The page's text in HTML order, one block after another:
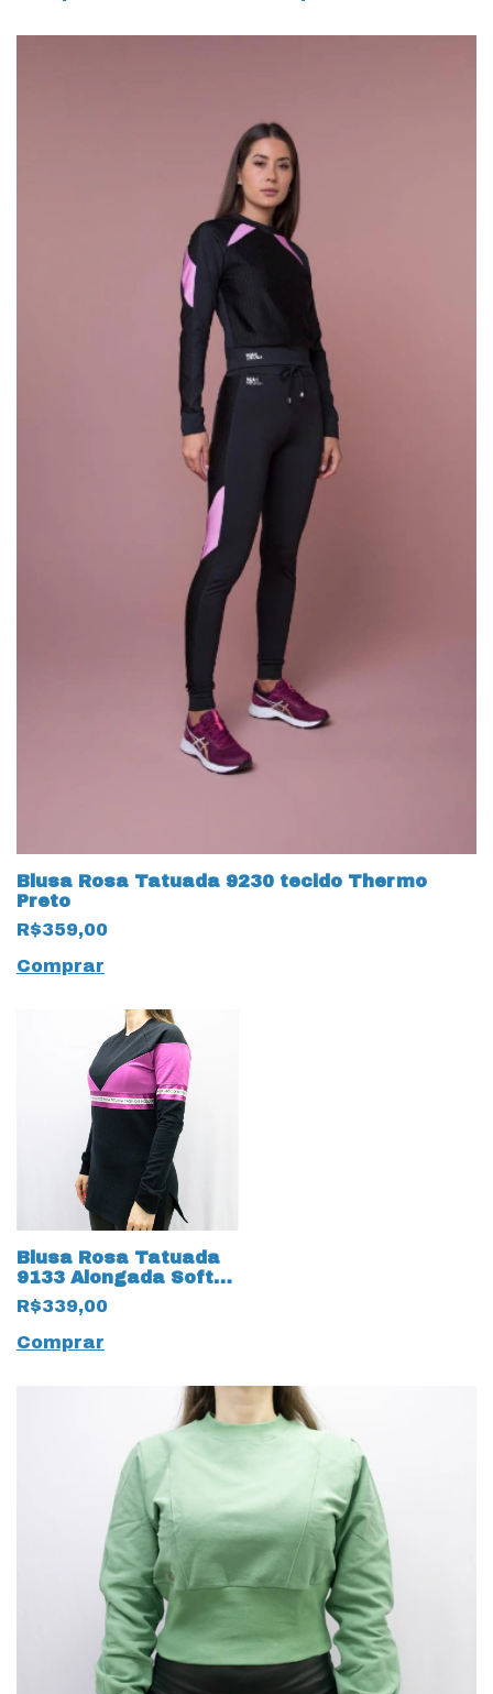
Blusa Rosa Tatuada 9230 tecido Thermo
Preto
R$359,00
Comprar
Blusa Rosa Tatuada
9133 Alongada Soft
com Brilho Preto
R$339,00
Comprar